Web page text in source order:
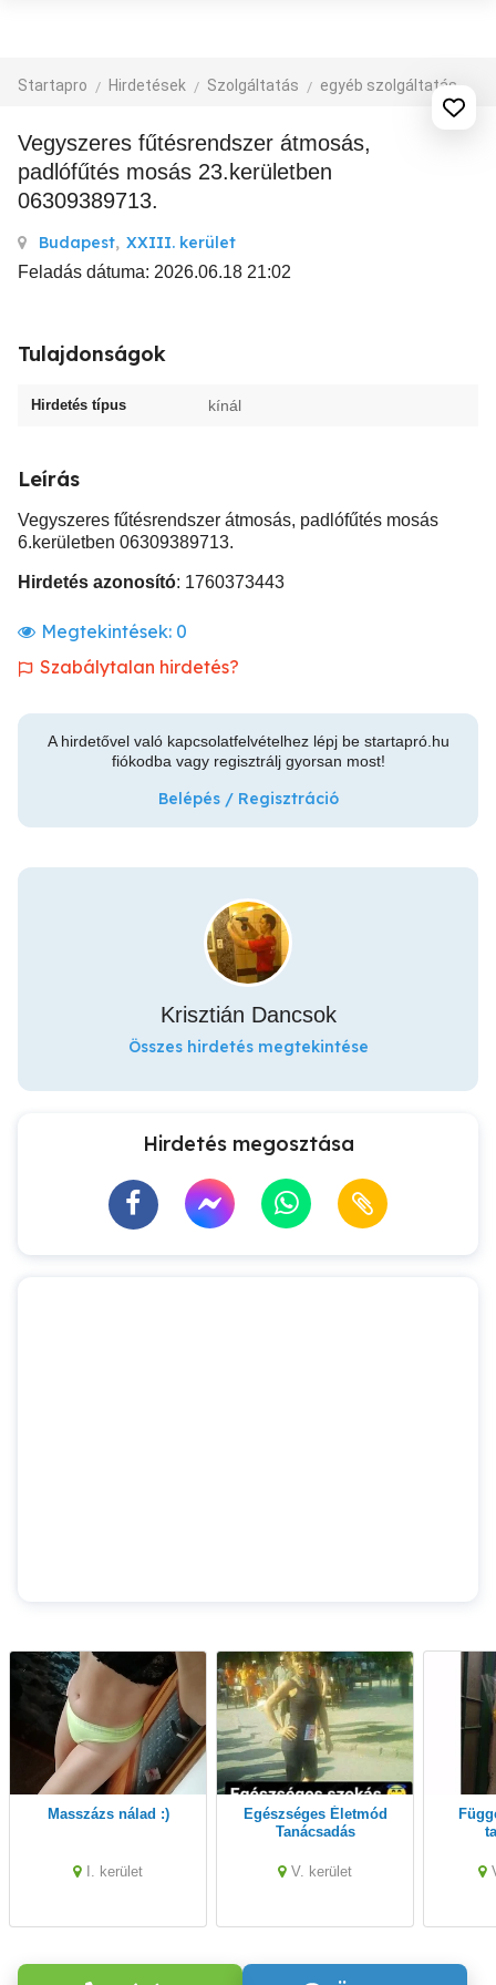
Startapro Hirdetések Szolgáltatás egyéb szolgáltatás
Vegyszeres fűtésrendszer átmosás,
padlófűtés mosás 23.kerületben
06309389713.
Budapest, XXIII. kerület
Feladás dátuma: 2026.06.18 21:02
Tulajdonságok
Hirdetés típus kínál
Leírás
Vegyszeres fűtésrendszer átmosás, padlófűtés mosás
6.kerületben 06309389713.
Hirdetés azonosító: 1760373443
Megtekintések: 0
Szabálytalan hirdetés?
A hirdetővel való kapcsolatfelvételhez lépj be startapró.hu
fiókodba vagy regisztrálj gyorsan most!
Belépés / Regisztráció
Krisztián Dancsok
Összes hirdetés megtekintése
Hirdetés megosztása
Masszázs nálad :)
I. kerület
Egészséges Életmód
Tanácsadás
V. kerület
Független ingatlan